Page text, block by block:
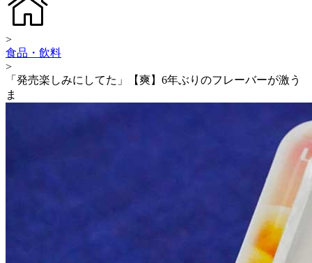
>
食品・飲料
>
「発売楽しみにしてた」【爽】6年ぶりのフレーバーが激う
ま